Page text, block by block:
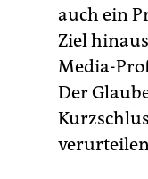
auch ein
Ziel
Media-
Der